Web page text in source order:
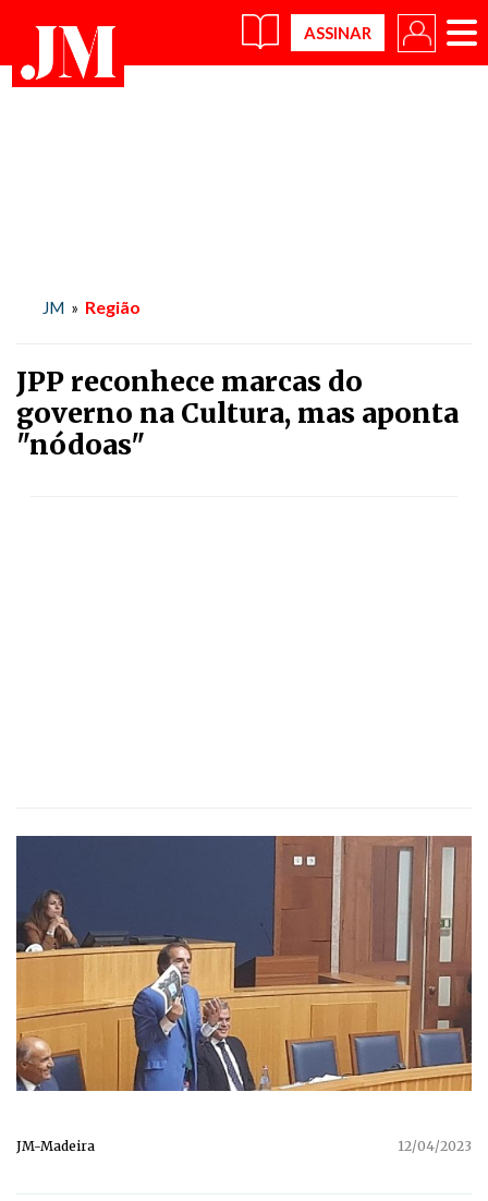
×
JM » Região
JPP reconhece marcas do
governo na Cultura, mas aponta
"nódoas"
JM-Madeira 12/04/2023